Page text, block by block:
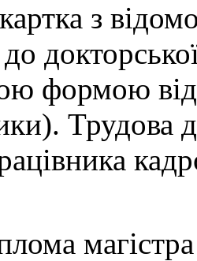
з
формою
Трудова